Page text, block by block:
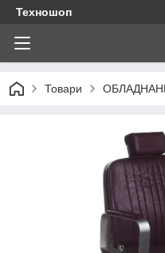
Техношоп
Товари